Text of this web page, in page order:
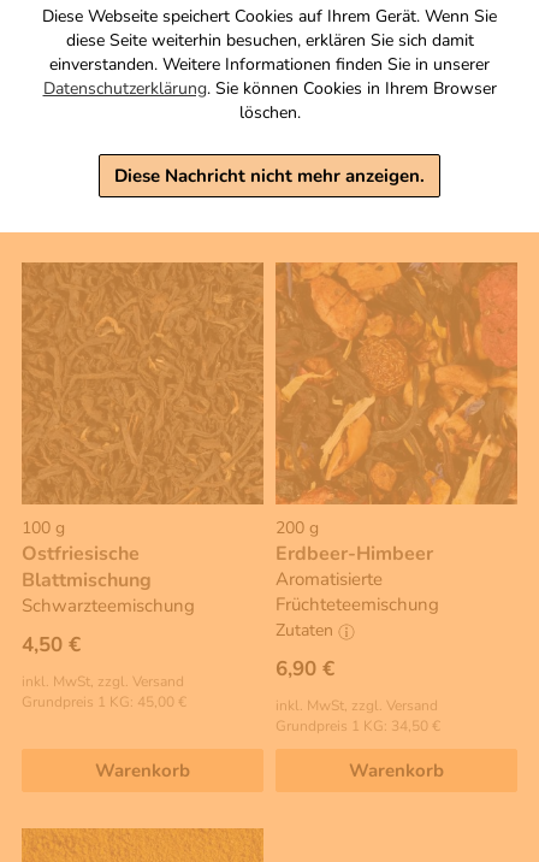
Diese Webseite speichert Cookies auf Ihrem Gerät. Wenn Sie
diese Seite weiterhin besuchen, erklären Sie sich damit
einverstanden. Weitere Informationen finden Sie in unserer
Datenschutzerklärung. Sie können Cookies in Ihrem Browser
löschen.
Diese Nachricht nicht mehr anzeigen.
70 g
Zimt Ceylon
Rinde, gemahlen
4,80 €
Grundpreis 1 KG: 68,57 €
Warenkorb
100 g
Golden Nepal TGFOP
Schwarzer Tee
6,90 €
Grundpreis 1 KG: 69,00 €
Warenkorb
100 g
Ostfriesische
Blattmischung
Schwarzteemischung
4,50 €
inkl. MwSt, zzgl. Versand
Grundpreis 1 KG: 45,00 €
Warenkorb
200 g
Erdbeer-Himbeer
Aromatisierte
Früchteteemischung
Zutaten
6,90 €
inkl. MwSt, zzgl. Versand
Grundpreis 1 KG: 34,50 €
Warenkorb